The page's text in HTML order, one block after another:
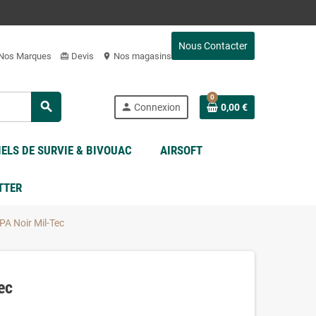
Marques card_giftcard Devis location_on Nos magasins
Nous Contacter
search person Connexion
0
0,00 €
DE SURVIE & BIVOUAC AIRSOFT
Noir Mil-Tec